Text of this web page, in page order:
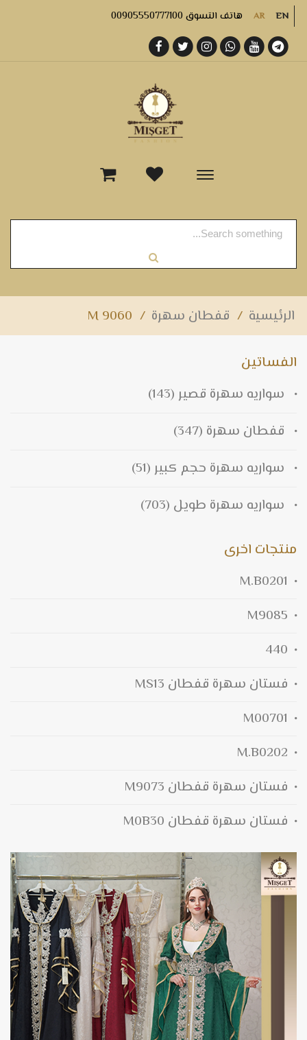
AR EN هاتف التسوق 00905550777100
-
الرئيسية / قفطان سهرة /
M 9060
الفساتين
سواريه سهرة قصير (143)
قفطان سهرة (347)
سواريه سهرة حجم كبير (51)
سواريه سهرة طويل (703)
منتجات اخرى
M.B0201
M9085
440
فستان سهرة قفطان MS13
M00701
M.B0202
فستان سهرة قفطان M9073
فستان سهرة قفطان M0B30